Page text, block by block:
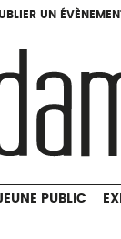
UN
UN
RUE
PUBLIC